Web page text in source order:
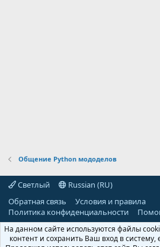
Общение Python мододелов
Светлый
Russian (RU)
Обратная связь
Условия и правила
Политика конфиденциальности
На данном сайте используются файлы
контент и сохранить Ваш вход в систему,